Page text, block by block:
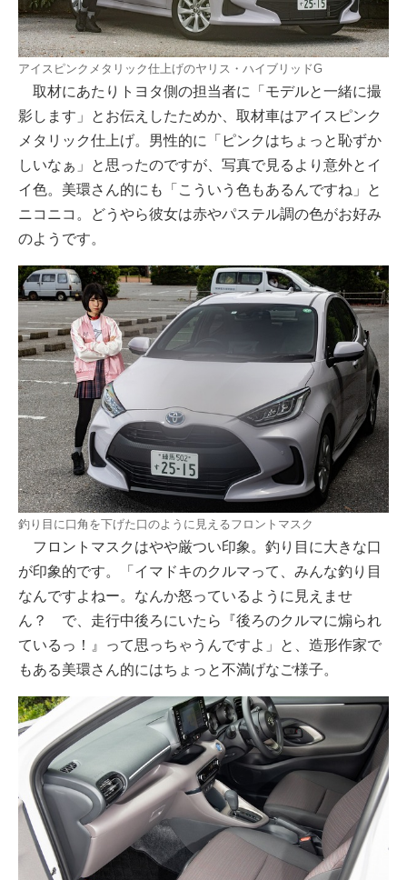
アイスピンクメタリック仕上げのヤリス・ハイブリッドG
取材にあたりトヨタ側の担当者に「モデルと一緒に撮
影します」とお伝えしたためか、取材車はアイスピンク
メタリック仕上げ。男性的に「ピンクはちょっと恥ずか
しいなぁ」と思ったのですが、写真で見るより意外とイ
イ色。美環さん的にも「こういう色もあるんですね」と
ニコニコ。どうやら彼女は赤やパステル調の色がお好み
のようです。
釣り目に口角を下げた口のように見えるフロントマスク
フロントマスクはやや厳つい印象。釣り目に大きな口
が印象的です。「イマドキのクルマって、みんな釣り目
なんですよねー。なんか怒っているように見えませ
ん？ で、走行中後ろにいたら『後ろのクルマに煽られ
ているっ！』って思っちゃうんですよ」と、造形作家で
もある美環さん的にはちょっと不満げなご様子。